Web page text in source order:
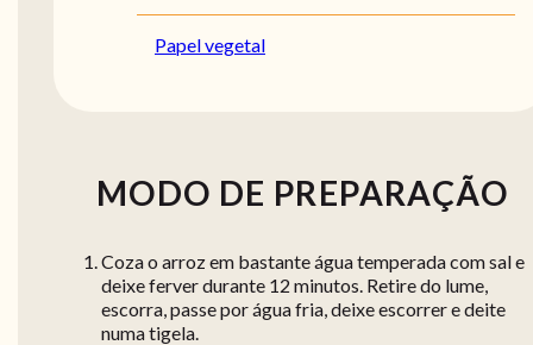
Papel vegetal
MODO DE PREPARAÇÃO
Coza o arroz em bastante água temperada com sal e
deixe ferver durante 12 minutos. Retire do lume,
escorra, passe por água fria, deixe escorrer e deite
numa tigela.